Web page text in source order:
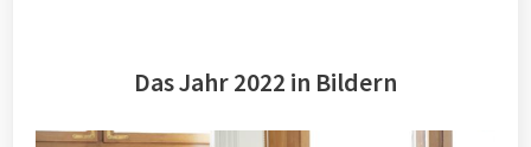
Das Jahr 2022 in Bildern